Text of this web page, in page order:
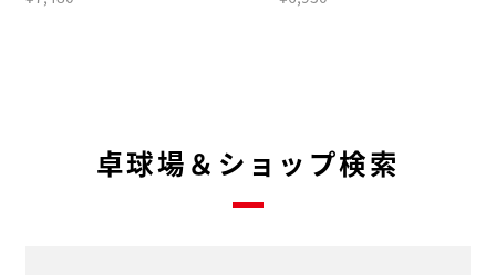
卓球場＆ショップ検索